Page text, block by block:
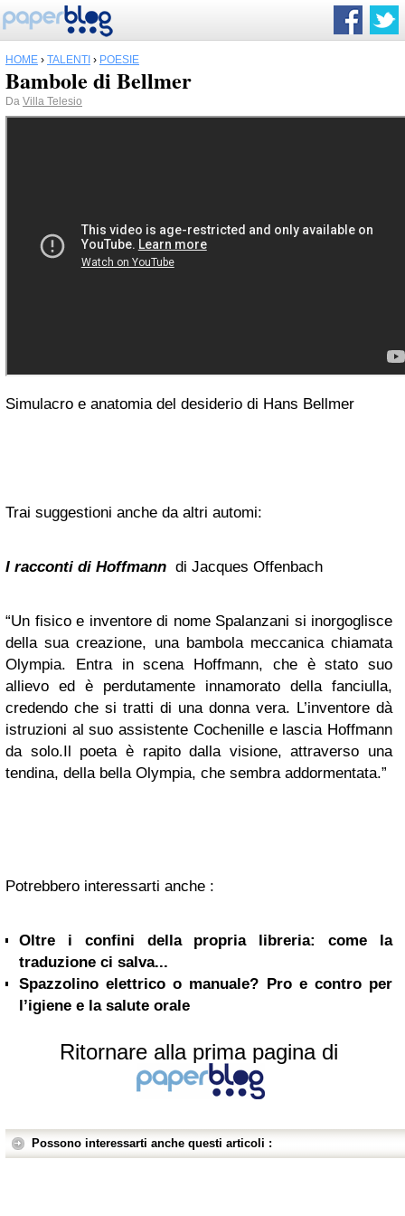
HOME › TALENTI › POESIE
Bambole di Bellmer
Da Villa Telesio
Simulacro e anatomia del desiderio di Hans Bellmer
Trai suggestioni anche da altri automi:
I racconti di Hoffmann di Jacques Offenbach
“Un fisico e inventore di nome Spalanzani si inorgoglisce
della sua creazione, una bambola meccanica chiamata
Olympia. Entra in scena Hoffmann, che è stato suo
allievo ed è perdutamente innamorato della fanciulla,
credendo che si tratti di una donna vera. L’inventore dà
istruzioni al suo assistente Cochenille e lascia Hoffmann
da solo.Il poeta è rapito dalla visione, attraverso una
tendina, della bella Olympia, che sembra addormentata.”
Potrebbero interessarti anche :
Oltre i confini della propria libreria: come la
traduzione ci salva...
Spazzolino elettrico o manuale? Pro e contro per
l’igiene e la salute orale
Ritornare alla prima pagina di
Possono interessarti anche questi articoli :